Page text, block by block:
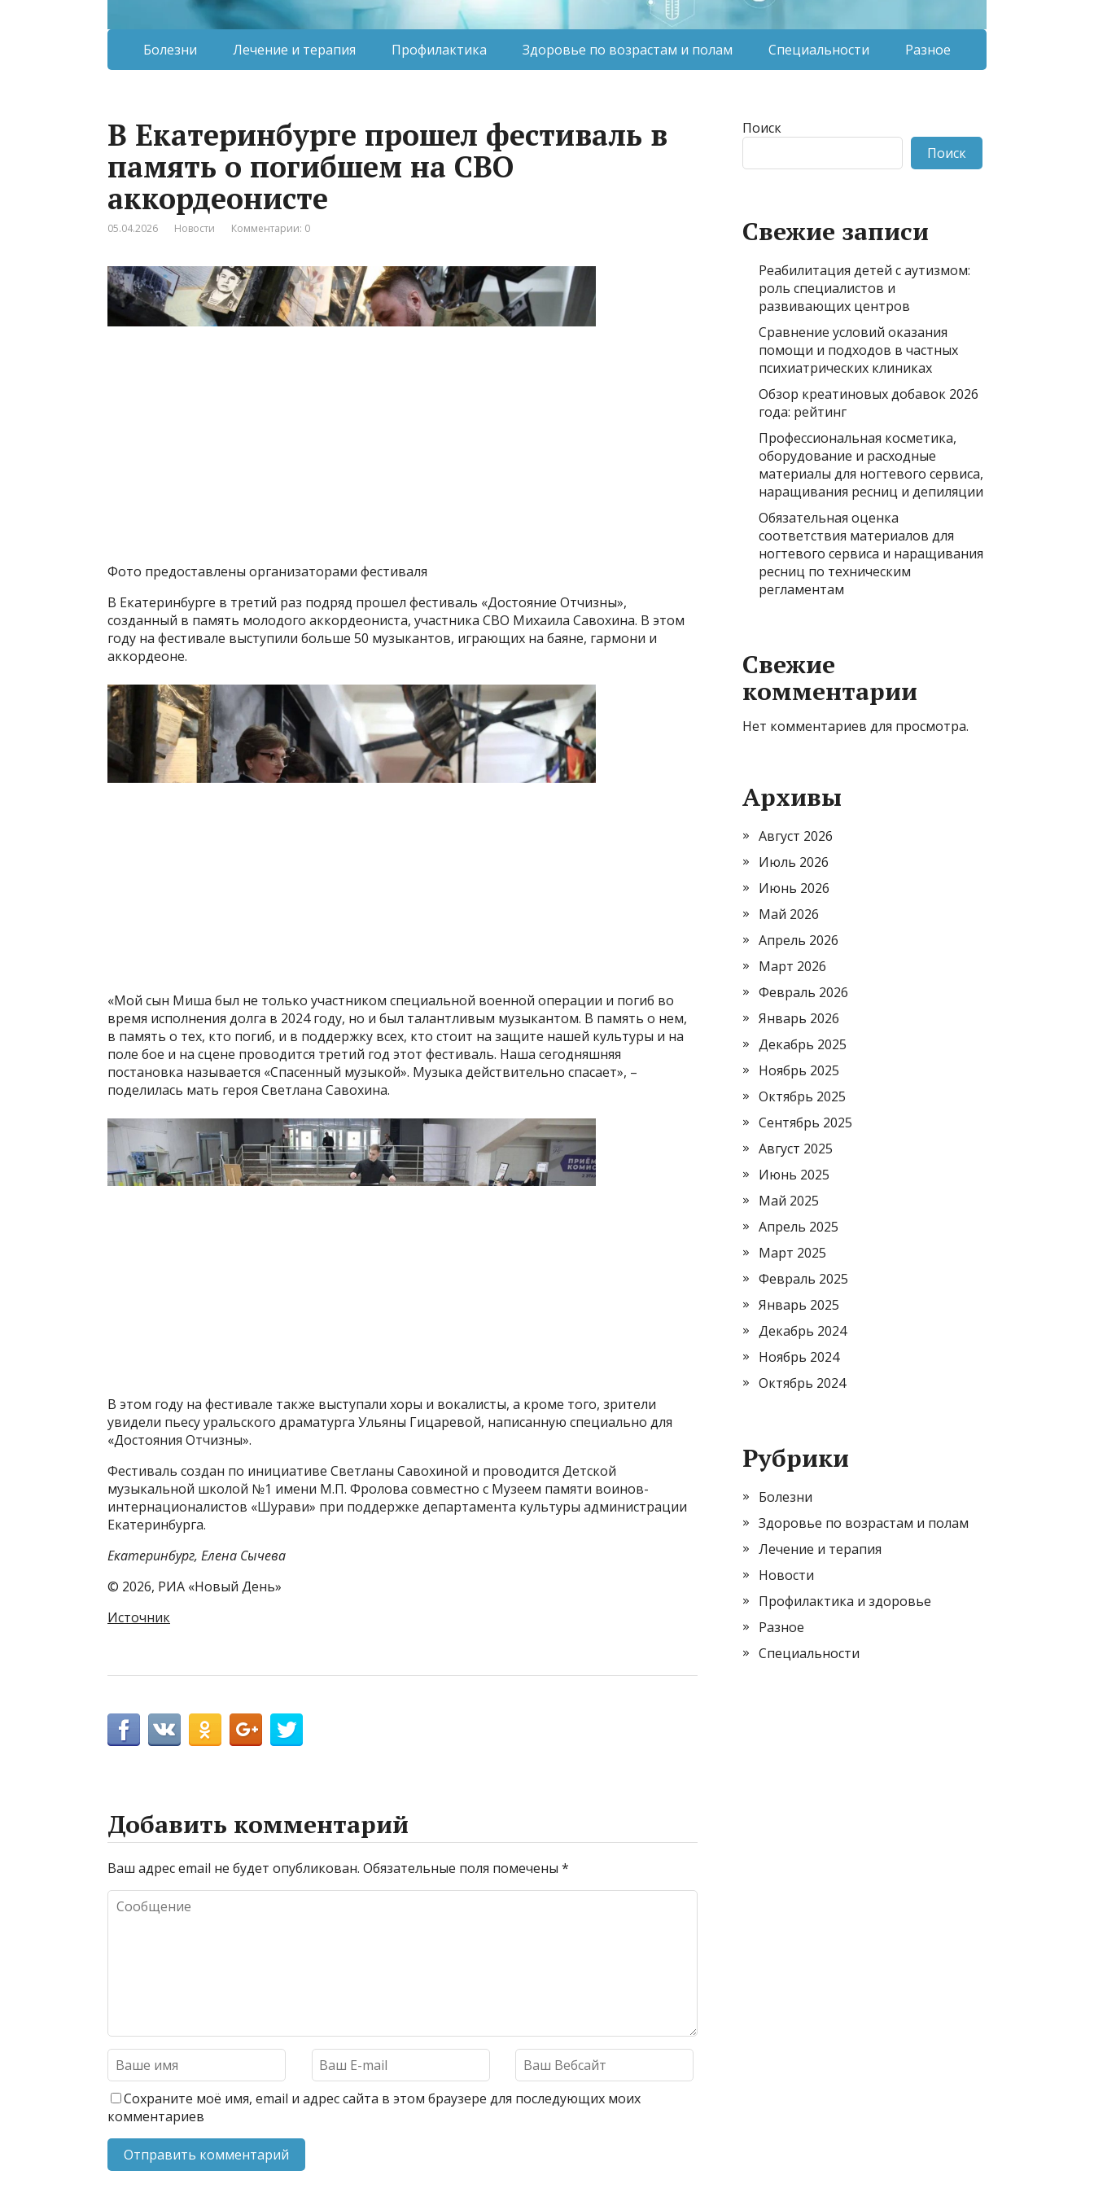
Болезни Лечение и терапия Профилактика Здоровье по возрастам и полам Специальности Разное
В Екатеринбурге прошел фестиваль в
память о погибшем на СВО
аккордеонисте
05.04.2026 Новости Комментарии: 0
Фото предоставлены организаторами фестиваля
В Екатеринбурге в третий раз подряд прошел фестиваль «Достояние Отчизны»,
созданный в память молодого аккордеониста, участника СВО Михаила Савохина. В этом
году на фестивале выступили больше 50 музыкантов, играющих на баяне, гармони и
аккордеоне.
«Мой сын Миша был не только участником специальной военной операции и погиб во
время исполнения долга в 2024 году, но и был талантливым музыкантом. В память о нем,
в память о тех, кто погиб, и в поддержку всех, кто стоит на защите нашей культуры и на
поле бое и на сцене проводится третий год этот фестиваль. Наша сегодняшняя
постановка называется «Спасенный музыкой». Музыка действительно спасает», –
поделилась мать героя Светлана Савохина.
В этом году на фестивале также выступали хоры и вокалисты, а кроме того, зрители
увидели пьесу уральского драматурга Ульяны Гицаревой, написанную специально для
«Достояния Отчизны».
Фестиваль создан по инициативе Светланы Савохиной и проводится Детской
музыкальной школой №1 имени М.П. Фролова совместно с Музеем памяти воинов-
интернационалистов «Шурави» при поддержке департамента культуры администрации
Екатеринбурга.
Екатеринбург, Елена Сычева
© 2026, РИА «Новый День»
Источник
Добавить комментарий
Ваш адрес email не будет опубликован. Обязательные поля помечены *
Сохраните моё имя, email и адрес сайта в этом браузере для последующих моих
комментариев
Поиск
Поиск
Свежие записи
Реабилитация детей с аутизмом:
роль специалистов и
развивающих центров
Сравнение условий оказания
помощи и подходов в частных
психиатрических клиниках
Обзор креатиновых добавок 2026
года: рейтинг
Профессиональная косметика,
оборудование и расходные
материалы для ногтевого сервиса,
наращивания ресниц и депиляции
Обязательная оценка
соответствия материалов для
ногтевого сервиса и наращивания
ресниц по техническим
регламентам
Свежие
комментарии
Нет комментариев для просмотра.
Архивы
Август 2026
Июль 2026
Июнь 2026
Май 2026
Апрель 2026
Март 2026
Февраль 2026
Январь 2026
Декабрь 2025
Ноябрь 2025
Октябрь 2025
Сентябрь 2025
Август 2025
Июнь 2025
Май 2025
Апрель 2025
Март 2025
Февраль 2025
Январь 2025
Декабрь 2024
Ноябрь 2024
Октябрь 2024
Рубрики
Болезни
Здоровье по возрастам и полам
Лечение и терапия
Новости
Профилактика и здоровье
Разное
Специальности